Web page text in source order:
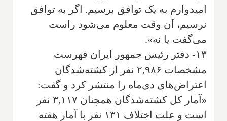
امیدوارم به یک توافق برسیم. اگر به توافق
نرسیم، آن وقت معلوم می‌شود راست
می‌گفت یا نه».
۱۳- دفتر رئیس جمهور ایران فهرست
مشخصات ۲,۹۸۶ نفر از کشته‌شدگان
اعتراض‌های دی‌ماه را منتشر کرد و گفت:
«آمار کل کشته‌شدگان همچنان ۳,۱۱۷ نفر
است و علت اختلاف ۱۳۱ نفر با آمار هفته